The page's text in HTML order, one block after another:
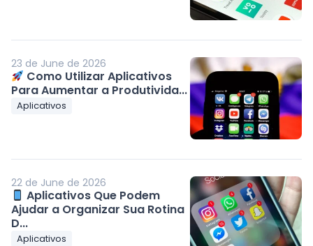
23 de June de 2026
Como Utilizar Aplicativos
Para Aumentar a Produtivida...
Aplicativos
22 de June de 2026
Aplicativos Que Podem
Ajudar a Organizar Sua Rotina
D...
Aplicativos